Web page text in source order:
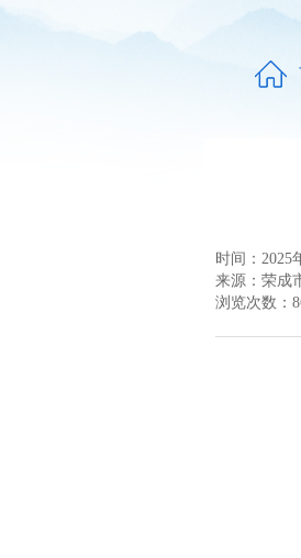
时间：2025
来源： 荣成
浏览次数：